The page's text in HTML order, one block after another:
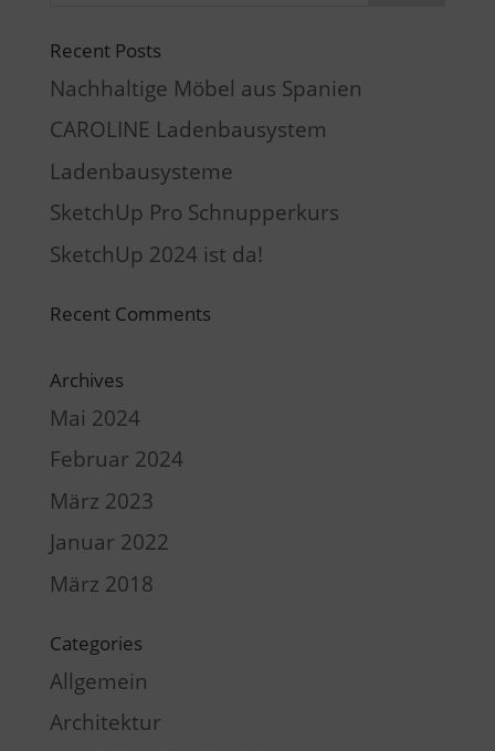
Recent Posts
Nachhaltige Möbel aus Spanien
CAROLINE Ladenbausystem
Ladenbausysteme
SketchUp Pro Schnupperkurs
SketchUp 2024 ist da!
Recent Comments
Archives
Mai 2024
Februar 2024
März 2023
Januar 2022
März 2018
Categories
Allgemein
Architektur